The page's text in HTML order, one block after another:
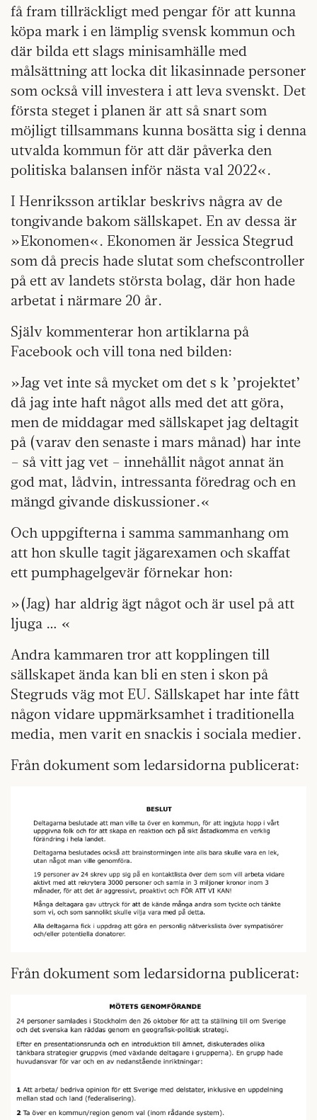
få fram tillräckligt med pengar för att kunna
köpa mark i en lämplig svensk kommun och
där bilda ett slags minisamhälle med
målsättning att locka dit likasinnade personer
som också vill investera i att leva svenskt. Det
första steget i planen är att så snart som
möjligt tillsammans kunna bosätta sig i denna
utvalda kommun för att där påverka den
politiska balansen inför nästa val 2022«.
I Henriksson artiklar beskrivs några av de
tongivande bakom sällskapet. En av dessa är
»Ekonomen«. Ekonomen är Jessica Stegrud
som då precis hade slutat som chefscontroller
på ett av landets största bolag, där hon hade
arbetat i närmare 20 år.
Själv kommenterar hon artiklarna på
Facebook och vill tona ned bilden:
»Jag vet inte så mycket om det s k ’projektet’
då jag inte haft något alls med det att göra,
men de middagar med sällskapet jag deltagit
på (varav den senaste i mars månad) har inte
– så vitt jag vet – innehållit något annat än
god mat, lådvin, intressanta föredrag och en
mängd givande diskussioner.«
Och uppgifterna i samma sammanhang om
att hon skulle tagit jägarexamen och skaffat
ett pumphagelgevär förnekar hon:
»(Jag) har aldrig ägt något och är usel på att
ljuga … «
Andra kammaren tror att kopplingen till
sällskapet ända kan bli en sten i skon på
Stegruds väg mot EU. Sällskapet har inte fått
någon vidare uppmärksamhet i traditionella
media, men varit en snackis i sociala medier.
Från dokument som ledarsidorna publicerat:
Från dokument som ledarsidorna publicerat: